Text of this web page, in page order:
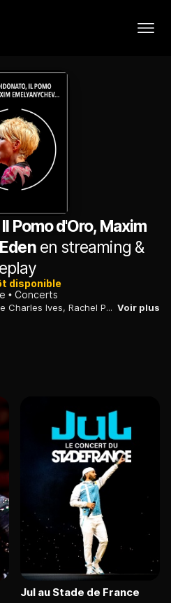
Pomo d'Oro, Maxim
en streaming &
disponible
Concerts
Au programme : les oeuvres de Charles Ives, Rachel Portman, Gustav Mahler, Marco Uccellini, Biagio Marini, Josef Mysliveček, Giovanni Valentini, Francesco Cavalli, Christoph Willibald Gluck et George Frideric Haendel. Voir plus
Jul au Stade de France